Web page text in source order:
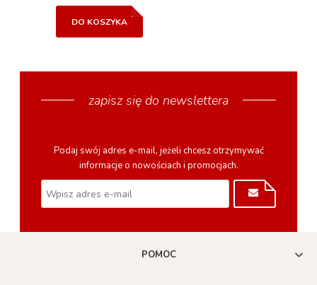
DO KOSZYKA
zapisz się do newslettera
Podaj swój adres e-mail, jeżeli chcesz otrzymywać
informacje o nowościach i promocjach.
POMOC